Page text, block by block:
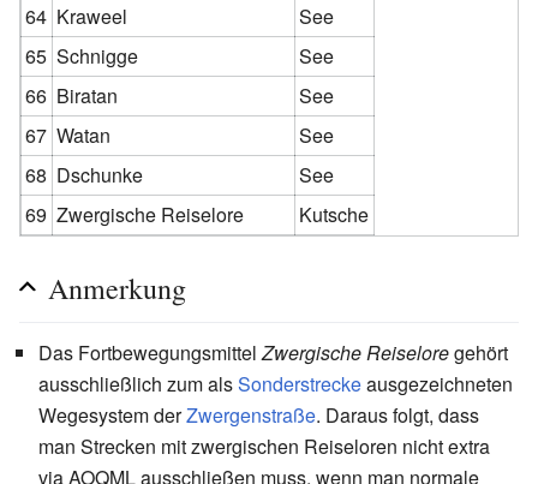
64 Kraweel
See
65 Schnigge
See
66 Biratan
See
67 Watan
See
68 Dschunke
See
69 Zwergische Reiselore Kutsche
Anmerkung
Das Fortbewegungsmittel Zwergische Reiseloregehört
ausschließlich zum alsSonderstreckeausgezeichneten
Wegesystem derZwergenstraße. Daraus folgt, dass
man Strecken mit zwergischen Reiseloren nicht extra
via AOQML ausschließen muss, wenn man normale